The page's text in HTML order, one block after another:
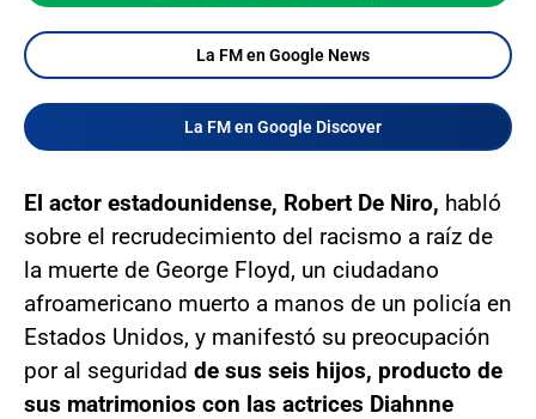
La FM en Google News
La FM en Google Discover
El actor estadounidense, Robert De Niro, habló
sobre el recrudecimiento del racismo a raíz de
la muerte de George Floyd, un ciudadano
afroamericano muerto a manos de un policía en
Estados Unidos, y manifestó su preocupación
por al seguridad de sus seis hijos, producto de
sus matrimonios con las actrices Diahnne